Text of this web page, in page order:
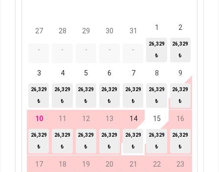
27
-
28
-
29
-
30
-
31
-
1
26,329
₺
2
26,329
₺
3
26,329
₺
4
26,329
₺
5
26,329
₺
6
26,329
₺
7
26,329
₺
8
26,329
₺
9
26,329
₺
10
26,329
₺
11
26,329
₺
12
26,329
₺
13
26,329
₺
14
26,329
₺
15
26,329
₺
16
26,329
₺
17 18 19 20 21 22 23